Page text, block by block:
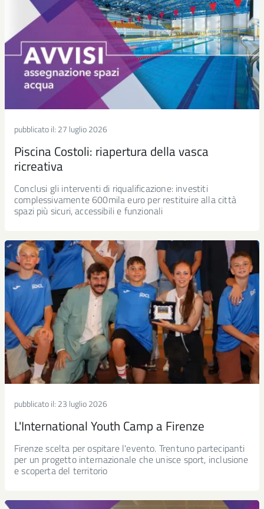
pubblicato il: 27 luglio 2026
Piscina Costoli: riapertura della vasca
ricreativa
Conclusi gli interventi di riqualificazione: investiti
complessivamente 600mila euro per restituire alla città
spazi più sicuri, accessibili e funzionali
pubblicato il: 23 luglio 2026
L'International Youth Camp a Firenze
Firenze scelta per ospitare l'evento. Trentuno partecipanti
per un progetto internazionale che unisce sport, inclusione
e scoperta del territorio